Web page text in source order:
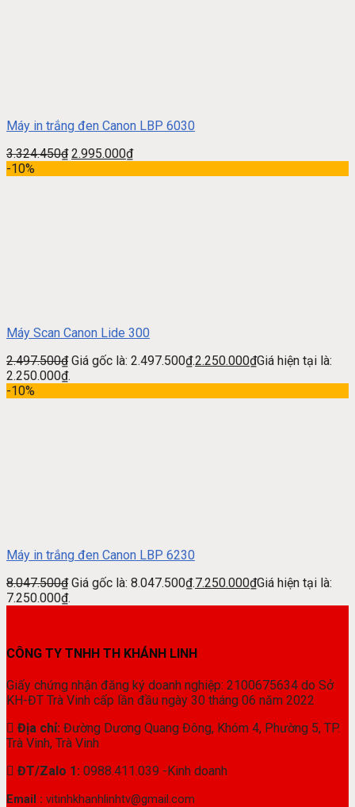
Máy in trắng đen Canon LBP 6030
3.324.450₫ 2.995.000₫
-10%
Máy Scan Canon Lide 300
2.497.500₫ Giá gốc là: 2.497.500₫.2.250.000₫Giá hiện tại là:
2.250.000₫.
-10%
Máy in trắng đen Canon LBP 6230
8.047.500₫ Giá gốc là: 8.047.500₫.7.250.000₫Giá hiện tại là:
7.250.000₫.
CÔNG TY TNHH TH KHÁNH LINH
Giấy chứng nhận đăng ký doanh nghiệp: 2100675634 do Sở
KH-ĐT Trà Vinh cấp lần đầu ngày 30 tháng 06 năm 2022
Địa chỉ: Đường Dương Quang Đông, Khóm 4, Phường 5, TP.
Trà Vinh, Trà Vinh
ĐT/Zalo 1: 0988.411.039 -Kinh doanh
Email : vitinhkhanhlinhtv@gmail.com